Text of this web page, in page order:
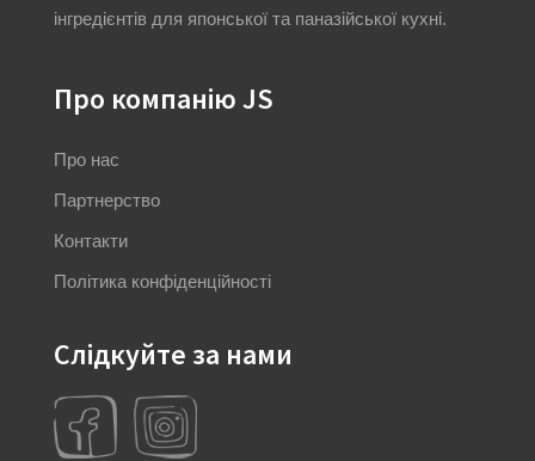
інгредієнтів для японської та паназійської кухні.
Про компанію JS
Про нас
Партнерство
Контакти
Політика конфіденційності
Слідкуйте за нами